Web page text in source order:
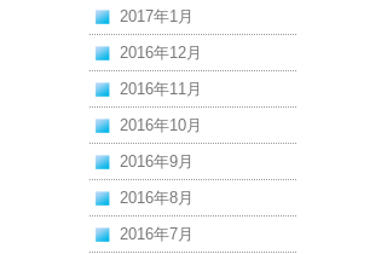
2017年1月
2016年12月
2016年11月
2016年10月
2016年9月
2016年8月
2016年7月